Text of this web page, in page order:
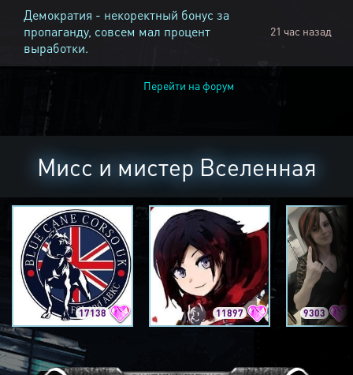
Демократия - некоректный бонус за
пропаганду, совсем мал процент
выработки.
21 час назад
Перейти на форум
Мисс и мистер Вселенная
17138 11897 9303